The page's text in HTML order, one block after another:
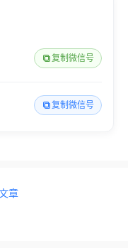
复制微信号
复制微信号
章